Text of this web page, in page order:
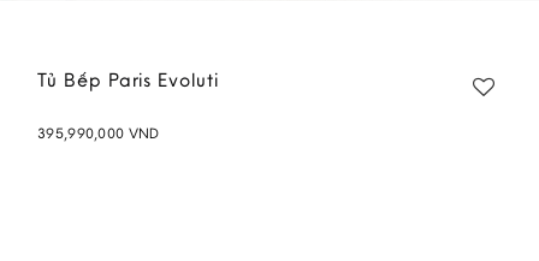
Tủ Bếp Paris Evoluti
395,990,000 VND